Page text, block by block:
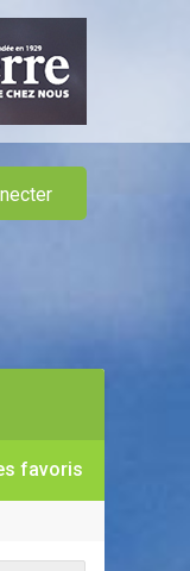
favoris